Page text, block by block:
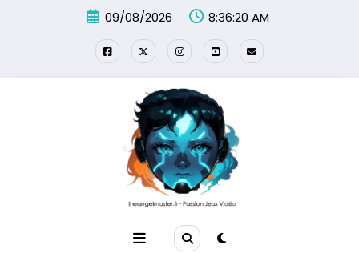
09/08/2026 8:36:22 AM